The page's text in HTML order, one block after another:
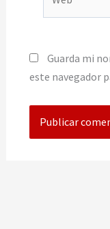
Guarda mi
este navegador